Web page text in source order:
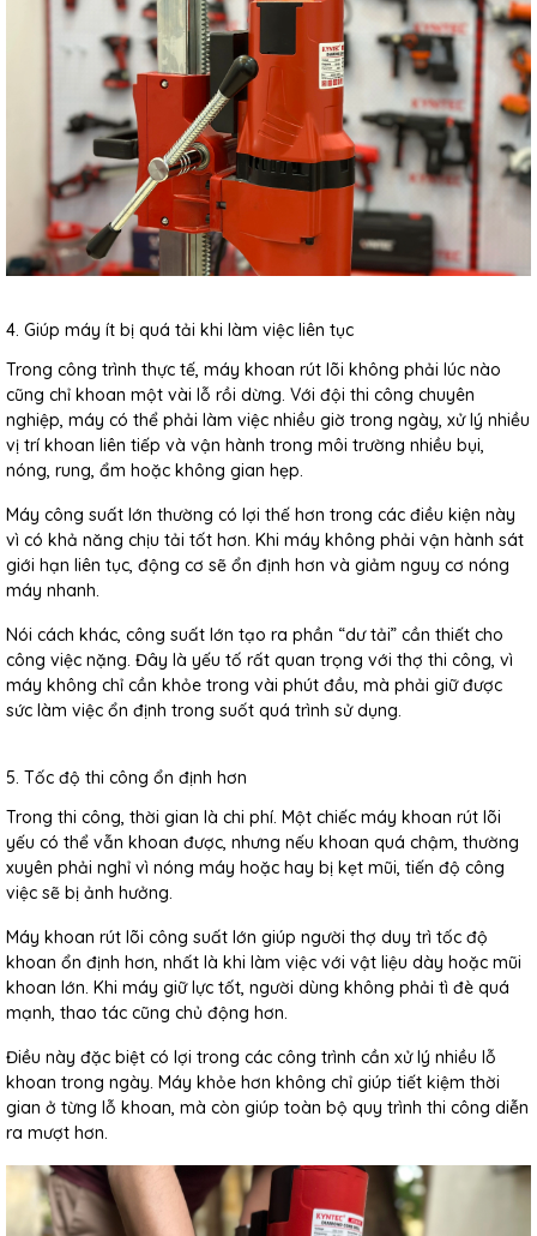
4. Giúp máy ít bị quá tải khi làm việc liên tục
Trong công trình thực tế, máy khoan rút lõi không phải lúc nào
cũng chỉ khoan một vài lỗ rồi dừng. Với đội thi công chuyên
nghiệp, máy có thể phải làm việc nhiều giờ trong ngày, xử lý nhiều
vị trí khoan liên tiếp và vận hành trong môi trường nhiều bụi,
nóng, rung, ẩm hoặc không gian hẹp.
Máy công suất lớn thường có lợi thế hơn trong các điều kiện này
vì có khả năng chịu tải tốt hơn. Khi máy không phải vận hành sát
giới hạn liên tục, động cơ sẽ ổn định hơn và giảm nguy cơ nóng
máy nhanh.
Nói cách khác, công suất lớn tạo ra phần “dư tải” cần thiết cho
công việc nặng. Đây là yếu tố rất quan trọng với thợ thi công, vì
máy không chỉ cần khỏe trong vài phút đầu, mà phải giữ được
sức làm việc ổn định trong suốt quá trình sử dụng.
5. Tốc độ thi công ổn định hơn
Trong thi công, thời gian là chi phí. Một chiếc máy khoan rút lõi
yếu có thể vẫn khoan được, nhưng nếu khoan quá chậm, thường
xuyên phải nghỉ vì nóng máy hoặc hay bị kẹt mũi, tiến độ công
việc sẽ bị ảnh hưởng.
Máy khoan rút lõi công suất lớn giúp người thợ duy trì tốc độ
khoan ổn định hơn, nhất là khi làm việc với vật liệu dày hoặc mũi
khoan lớn. Khi máy giữ lực tốt, người dùng không phải tì đè quá
mạnh, thao tác cũng chủ động hơn.
Điều này đặc biệt có lợi trong các công trình cần xử lý nhiều lỗ
khoan trong ngày. Máy khỏe hơn không chỉ giúp tiết kiệm thời
gian ở từng lỗ khoan, mà còn giúp toàn bộ quy trình thi công diễn
ra mượt hơn.